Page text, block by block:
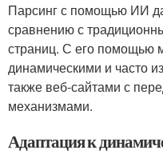
Парсинг с помощью ИИ
сравнению с
страниц. С его помощью
динамическими и часто
также веб-сайтами с
механизмами.
Адаптация к